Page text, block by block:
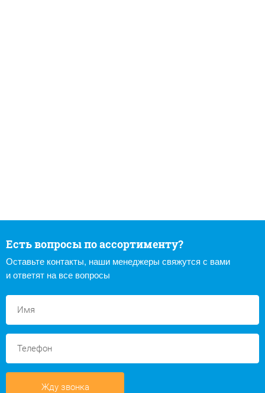
Есть вопросы по ассортименту?
Оставьте контакты, наши менеджеры свяжутся с вами
и ответят на все вопросы
Жду звонка